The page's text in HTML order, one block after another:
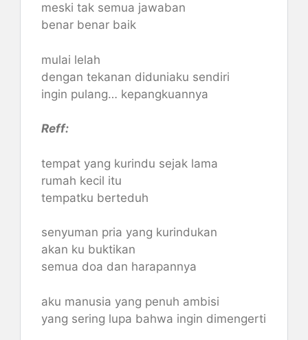
meski tak semua jawaban
benar benar baik
mulai lelah
dengan tekanan diduniaku sendiri
ingin pulang… kepangkuannya
Reff:
tempat yang kurindu sejak lama
rumah kecil itu
tempatku berteduh
senyuman pria yang kurindukan
akan ku buktikan
semua doa dan harapannya
aku manusia yang penuh ambisi
yang sering lupa bahwa ingin dimengerti